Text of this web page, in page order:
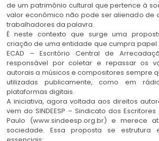
de um patrimônio cultural que pertence à
valor econômico não pode ser alienado de
trabalhadores da palavra.
É neste contexto que surge uma
criação de uma entidade que cumpra papel
ECAD – Escritório Central de
responsável por coletar e repassar os
autorais a músicos e compositores sempre
utilizadas publicamente, como em
plataformas digitais.
A iniciativa, agora voltada aos direitos
vem do SINDEESP – Sindicato dos
Paulo (www.sindeesp.org.br) e merece
sociedade. Essa proposta se estrutura